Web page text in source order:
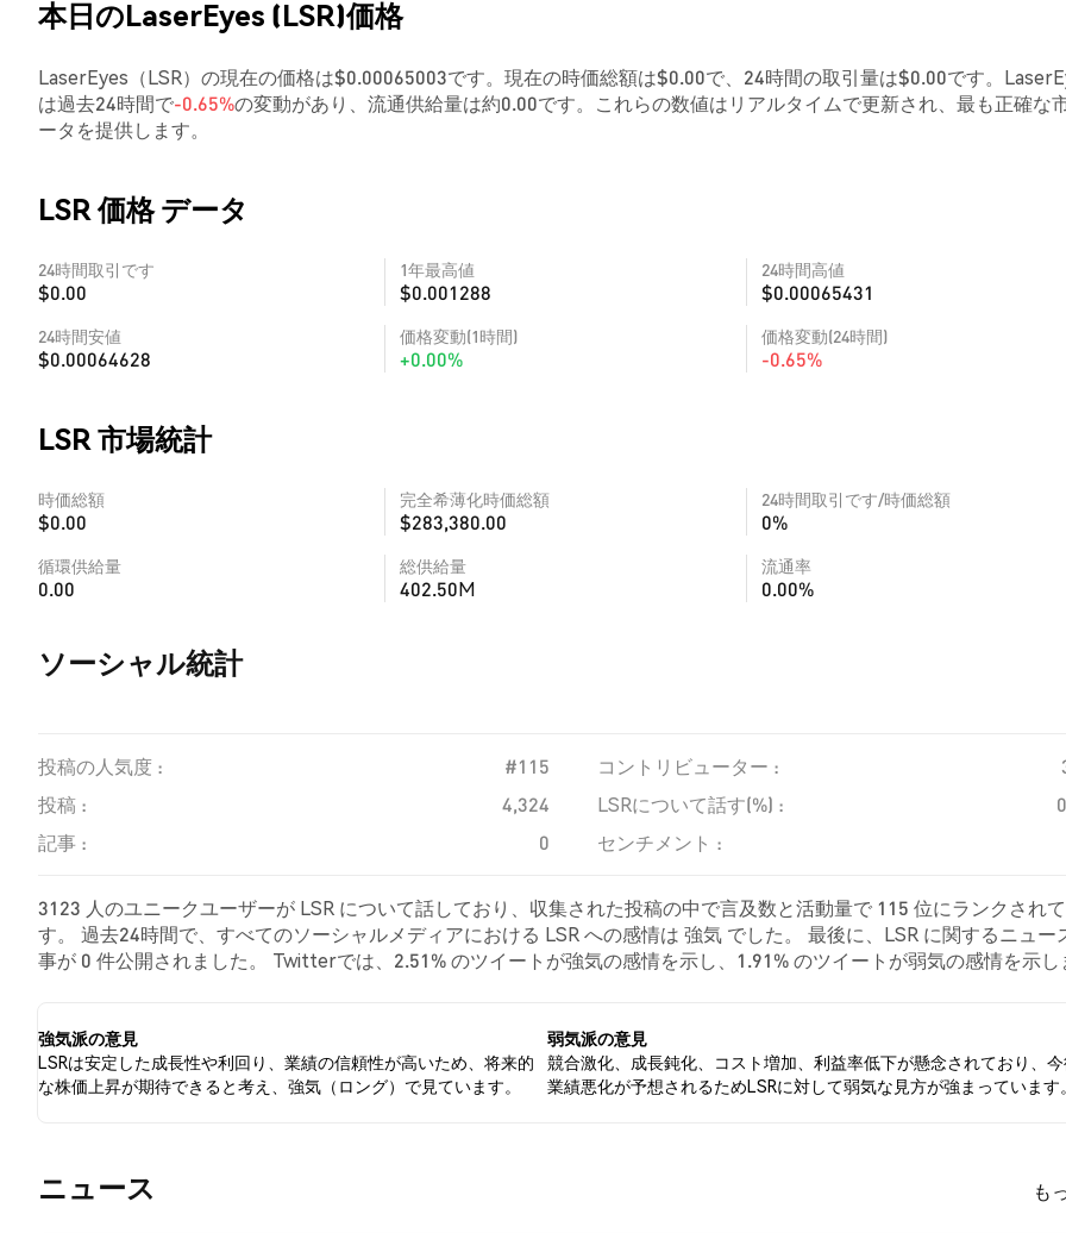
本日のLaserEyes (LSR)価格
LaserEyes（LSR）の現在の価格は$0.00065003です。現在の時価総額は$0.00で、24時間の取引量は$0.00です。
は過去24時間で-0.65%の変動があり、流通供給量は約0.00です。これらの数値はリアルタイムで更新され、最も正確な
ータを提供します。
LSR 価格 データ
24時間取引です
$0.00
1年最高値
$0.001288
24時間高値
$0.00065431
24時間安値
$0.00064628
価格変動(1時間)
+0.00%
価格変動(24時間)
-0.65%
LSR 市場統計
時価総額
$0.00
完全希薄化時価総額
$283,380.00
24時間取引です/時価総額
0%
循環供給量
0.00
総供給量
402.50M
流通率
0.00%
ソーシャル統計
投稿の人気度 : #115 コントリビューター :
投稿 :
4,324 LSRについて話す(%) :
記事 :
0 センチメント :
3123 人のユニークユーザーが LSR について話しており、収集された投稿の中で言及数と活動量で 115 位にランクされ
す。 過去24時間で、すべてのソーシャルメディアにおける LSR への感情は 強気 でした。 最後に、LSR に関するニュー
事が 0 件公開されました。 Twitterでは、2.51% のツイートが強気の感情を示し、1.91% のツイートが弱気の感情を示し
強気派の意見
LSRは安定した成長性や利回り、業績の信頼性が高いため、将来的
な株価上昇が期待できると考え、強気（ロング）で見ています。
弱気派の意見
競合激化、成長鈍化、コスト増加、利益率低下が懸念されており、
業績悪化が予想されるためLSRに対して弱気な見方が強まっています。
​​ニュース​​ も